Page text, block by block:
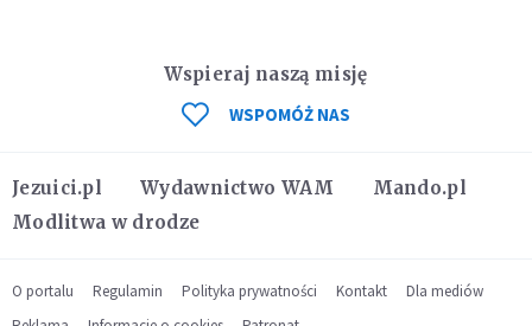
Jezuici.pl Wydawnictwo WAM
Mando.pl
Modlitwa w drodze
Wspieraj naszą misję
WSPOMÓŻ NAS
O portalu Regulamin Polityka prywatności Kontakt
Dla mediów